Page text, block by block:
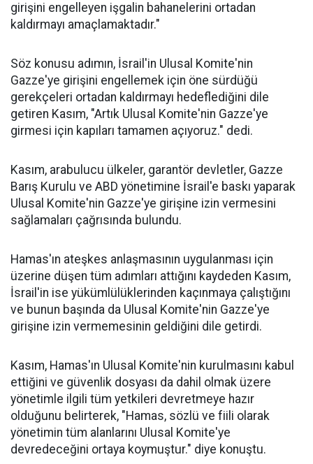
girişini engelleyen işgalin bahanelerini ortadan
kaldırmayı amaçlamaktadır."
Söz konusu adımın, İsrail'in Ulusal Komite'nin
Gazze'ye girişini engellemek için öne sürdüğü
gerekçeleri ortadan kaldırmayı hedeflediğini dile
getiren Kasım, "Artık Ulusal Komite'nin Gazze'ye
girmesi için kapıları tamamen açıyoruz." dedi.
Kasım, arabulucu ülkeler, garantör devletler, Gazze
Barış Kurulu ve ABD yönetimine İsrail'e baskı yaparak
Ulusal Komite'nin Gazze'ye girişine izin vermesini
sağlamaları çağrısında bulundu.
Hamas'ın ateşkes anlaşmasının uygulanması için
üzerine düşen tüm adımları attığını kaydeden Kasım,
İsrail'in ise yükümlülüklerinden kaçınmaya çalıştığını
ve bunun başında da Ulusal Komite'nin Gazze'ye
girişine izin vermemesinin geldiğini dile getirdi.
Kasım, Hamas'ın Ulusal Komite'nin kurulmasını kabul
ettiğini ve güvenlik dosyası da dahil olmak üzere
yönetimle ilgili tüm yetkileri devretmeye hazır
olduğunu belirterek, "Hamas, sözlü ve fiili olarak
yönetimin tüm alanlarını Ulusal Komite'ye
devredeceğini ortaya koymuştur." diye konuştu.